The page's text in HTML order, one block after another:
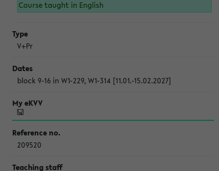
Course taught in English
V+Pr
block 9-16 in W1-229, W1-314 [11.01.-15.02.2027]
209520